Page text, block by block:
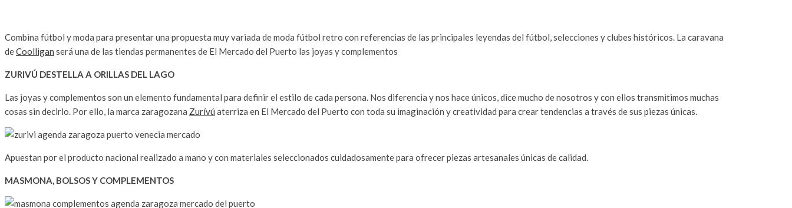
Combina fútbol y moda para presentar una propuesta muy variada de moda fútbol retro con referencias de las principales leyendas del fútbol, selecciones y clubes históricos. La caravana
deCoolligan será una de las tiendas permanentes de El Mercado del Puerto las joyas y complementos
ZURIVÚ DESTELLA A ORILLAS DEL LAGO
Las joyas y complementos son un elemento fundamental para definir el estilo de cada persona. Nos diferencia y nos hace únicos, dice mucho de nosotros y con ellos transmitimos muchas
cosas sin decirlo. Por ello, la marca zaragozana Zurívú aterriza en El Mercado del Puerto con toda su imaginación y creatividad para crear tendencias a través de sus piezas únicas.
Apuestan por el producto nacional realizado a mano y con materiales seleccionados cuidadosamente para ofrecer piezas artesanales únicas de calidad.
MASMONA, BOLSOS Y COMPLEMENTOS